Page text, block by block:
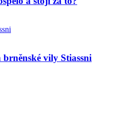
vily Stiassni